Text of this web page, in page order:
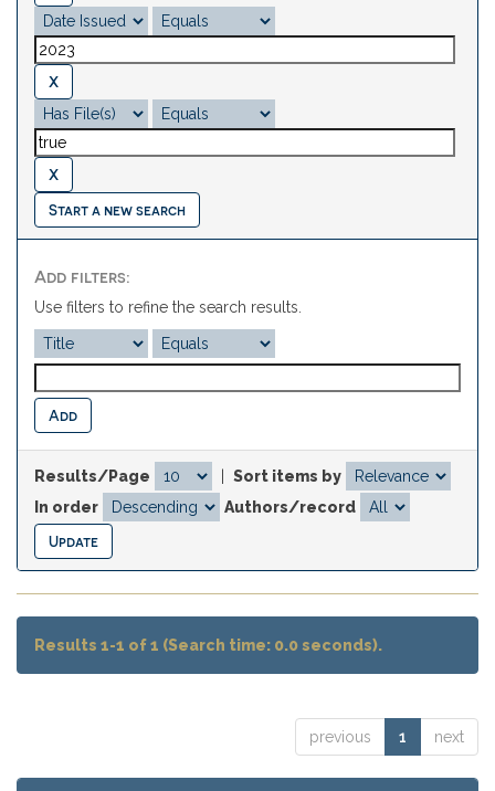
Start a new search
Add filters:
Use filters to refine the search results.
Results/Page
Sort items by
In order
Authors/record
Results 1-1 of 1 (Search time: 0.0 seconds).
previous 1 next